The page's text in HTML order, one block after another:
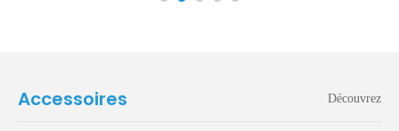
Accessoires Découvrez